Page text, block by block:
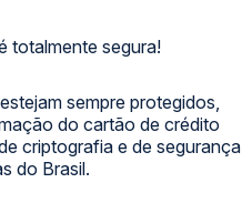
totalmente segura!
sempre protegidos,
do cartão de crédito
criptografia e de segurança
do Brasil.